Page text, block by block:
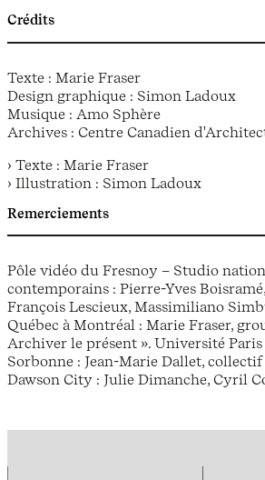
Crédits
Texte : Marie Fraser
Design graphique : Simon Ladoux
Musique : Amo Sphère
Archives : Centre Canadien
› Texte : Marie Fraser
› Illustration : Simon Ladoux
Remerciements
Pôle vidéo du Fresnoy – Studio
contemporains : Pierre-Yves
François Lescieux, Massimiliano
Québec à Montréal : Marie Fraser,
Archiver le présent ». Université Paris
Sorbonne : Jean-Marie Dallet,
Dawson City : Julie Dimanche, Cyril